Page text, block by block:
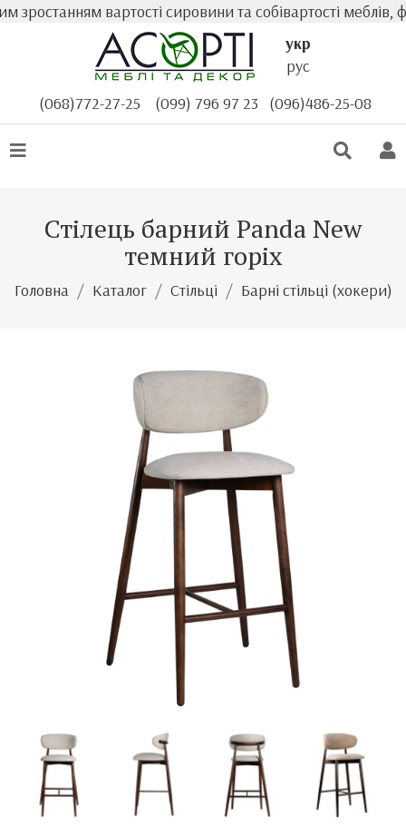
вартості сировини та собівартості меблів,
укр
рус
(068)772-27-25
(099) 796 97 23 (096)486-25-08
Стілець барний Panda New
темний горіх
Головна Каталог Стільці Барні стільці (хокери)